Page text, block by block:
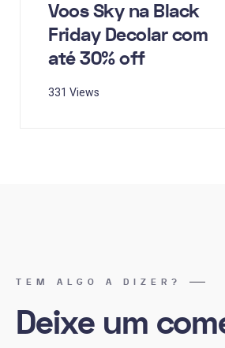
Voos Sky na Black
Friday Decolar com
até 30% off
331 Views
TEM ALGO A DIZER?
Deixe um